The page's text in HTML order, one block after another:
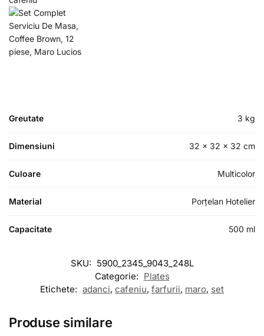
Greutate 3 kg
Dimensiuni 32 × 32 × 32 cm
Culoare Multicolor
Material Porțelan Hotelier
Capacitate 500 ml
SKU: 5900_2345_9043_248L
Categorie: Plates
Etichete: adanci, cafeniu, farfurii, maro, set
Produse similare